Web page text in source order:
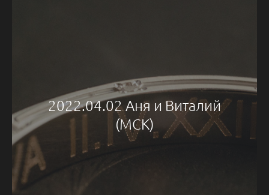
2022.04.02 Аня и Виталий
(МСК)